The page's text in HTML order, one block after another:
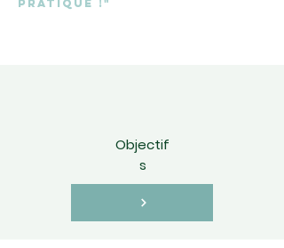
pratique !"
Objectif
s